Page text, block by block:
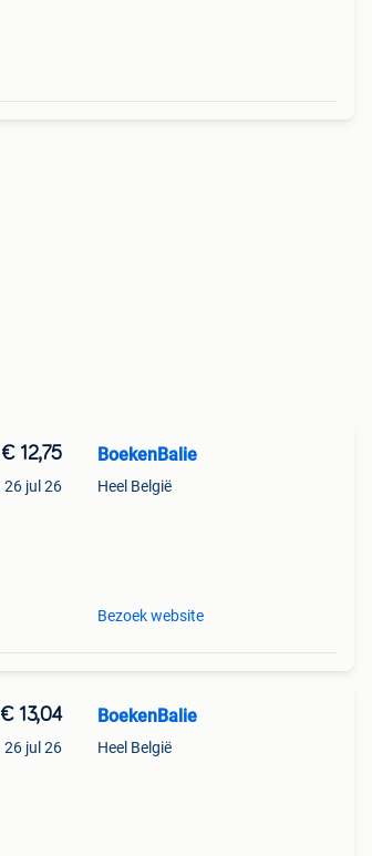
€ 12,75
26 jul 26
BoekenBalie
Heel België
Bezoek website
€ 13,04
26 jul 26
BoekenBalie
Heel België